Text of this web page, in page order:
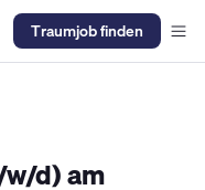
Traumjob finden
d) am